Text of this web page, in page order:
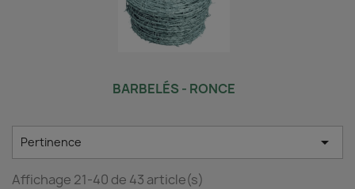
BARBELÉS - RONCE
Pertinence 
Affichage 21-40 de 43 article(s)